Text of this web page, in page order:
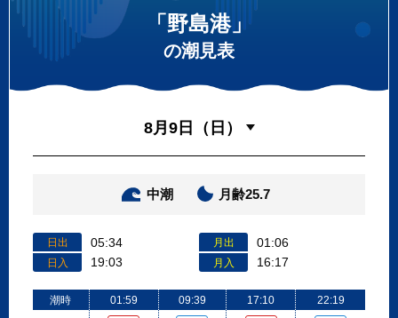
「野島港」
の潮見表
中潮 月齢25.7
日出 05:34
日入 19:03
月出 01:06
月入 16:17
潮時 01:59 09:39 17:10 22:19